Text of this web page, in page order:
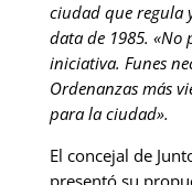
ciudad que regula
data de 1985. «No
iniciativa. Funes
Ordenanzas más
para la ciudad».
El concejal de